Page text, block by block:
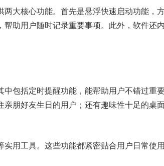
大核心功能。首先是悬浮快速启动功能，
助用户随时记录重要事项。此外，软件还
包括定时提醒功能，能帮助用户不错过重
朋好友生日的用户；还有趣味性十足的桌
用工具。这些功能都紧密贴合用户日常使